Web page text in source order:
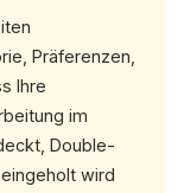
Präferenzen,
Ihre
im
Double-
wird